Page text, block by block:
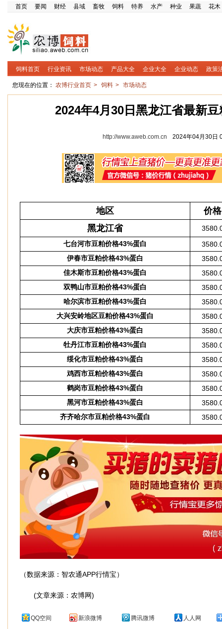
首页 要闻 财经 县域 畜牧 饲料 特养 水产 种业 果蔬 花木
饲料首页 行业资讯 市场动态 产品大全 企业大全 企业动态 政策
您现在的位置： 农博行业首页 > 饲料 > 市场动态
2024年4月30日黑龙江省最新
http://www.aweb.com.cn 2024年04月30日
地区
价格
黑龙江省
七台河市豆粕价格43%蛋白
伊春市豆粕价格43%蛋白
佳木斯市豆粕价格43%蛋白
双鸭山市豆粕价格43%蛋白
哈尔滨市豆粕价格43%蛋白
大兴安岭地区豆粕价格43%蛋白
大庆市豆粕价格43%蛋白
牡丹江市豆粕价格43%蛋白
绥化市豆粕价格43%蛋白
鸡西市豆粕价格43%蛋白
鹤岗市豆粕价格43%蛋白
黑河市豆粕价格43%蛋白
齐齐哈尔市豆粕价格43%蛋白
（数据来源：智农通APP行情宝）
(文章来源：农博网)
QQ空间 新浪微博 腾讯微博 人人网